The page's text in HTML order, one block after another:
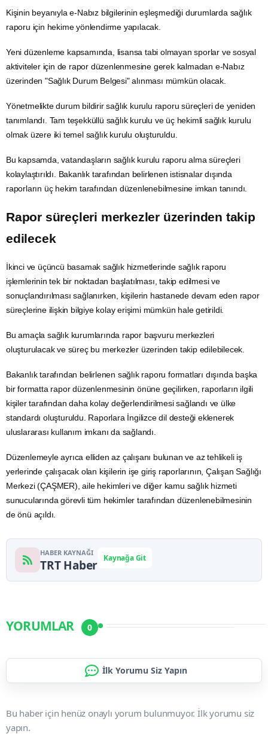
Kişinin beyanıyla e-Nabız bilgilerinin eşleşmediği durumlarda sağlık
raporu için hekime yönlendirme yapılacak.
Yeni düzenleme kapsamında, lisansa tabi olmayan sporlar ve sosyal
aktiviteler için de rapor düzenlenmesine gerek kalmadan e-Nabız
üzerinden "Sağlık Durum Belgesi" alınması mümkün olacak.
Yönetmelikte durum bildirir sağlık kurulu raporu süreçleri de yeniden
tanımlandı. Tam teşekküllü sağlık kurulu ve üç hekimli sağlık kurulu
olmak üzere iki temel sağlık kurulu oluşturuldu.
Bu kapsamda, vatandaşların sağlık kurulu raporu alma süreçleri
kolaylaştırıldı. Bakanlık tarafından belirlenen istisnalar dışında
raporların üç hekim tarafından düzenlenebilmesine imkan tanındı.
Rapor süreçleri merkezler üzerinden takip
edilecek
İkinci ve üçüncü basamak sağlık hizmetlerinde sağlık raporu
işlemlerinin tek bir noktadan başlatılması, takip edilmesi ve
sonuçlandırılması sağlanırken, kişilerin hastanede devam eden rapor
süreçlerine ilişkin bilgiye kolay erişimi mümkün hale getirildi.
Bu amaçla sağlık kurumlarında rapor başvuru merkezleri
oluşturulacak ve süreç bu merkezler üzerinden takip edilebilecek.
Bakanlık tarafından belirlenen sağlık raporu formatları dışında başka
bir formatta rapor düzenlenmesinin önüne geçilirken, raporların ilgili
kişiler tarafından daha kolay değerlendirilmesi sağlandı ve ülke
standardı oluşturuldu. Raporlara İngilizce dil desteği eklenerek
uluslararası kullanım imkanı da sağlandı.
Düzenlemeyle ayrıca elliden az çalışanı bulunan ve az tehlikeli iş
yerlerinde çalışacak olan kişilerin işe giriş raporlarının, Çalışan Sağlığı
Merkezi (ÇAŞMER),ailehekimleri ve diğer kamu sağlık hizmeti
sunucularında görevli tüm hekimler tarafından düzenlenebilmesinin
de önü açıldı.
HABER KAYNAĞI
TRT Haber Kaynağa Git
YORUMLAR 0
İlk Yorumu Siz Yapın
Bu haber için henüz onaylı yorum bulunmuyor. İlk yorumu siz
yapın.